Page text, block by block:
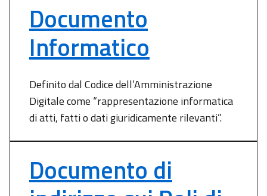
Documento
Informatico
Definito dal Codice dell’Amministrazione
Digitale come “rappresentazione informatica
di atti, fatti o dati giuridicamente rilevanti”.
Documento di